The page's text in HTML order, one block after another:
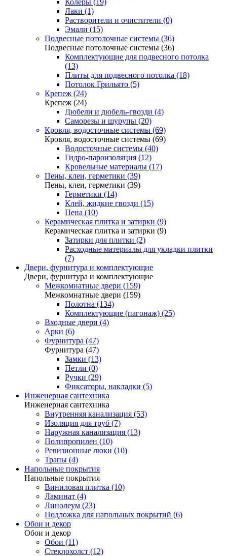
Лаки (1)
Растворители и очистители (0)
Эмали (15)
Подвесные потолочные системы (36)
Подвесные потолочные системы (36)
Комплектующие для подвесного потолка
(13)
Плиты для подвесного потолка (18)
Потолок Грильято (5)
Крепеж (24)
Крепеж (24)
Дюбели и дюбель-гвозди (4)
Саморезы и шурупы (20)
Кровля, водосточные системы (69)
Кровля, водосточные системы (69)
Водосточные системы (40)
Гидро-пароизоляция (12)
Кровельные материалы (17)
Пены, клеи, герметики (39)
Пены, клеи, герметики (39)
Герметики (14)
Клей, жидкие гвозди (15)
Пена (10)
Керамическая плитка и затирки (9)
Керамическая плитка и затирки (9)
Затирки для плитки (2)
Расходные материалы для укладки плитки
(7)
Двери, фурнитура и комплектующие
Двери, фурнитура и комплектующие
Межкомнатные двери (159)
Межкомнатные двери (159)
Полотна (134)
Комплектующие (пагонаж) (25)
Входные двери (4)
Арки (6)
Фурнитура (47)
Фурнитура (47)
Замки (13)
Петли (0)
Ручки (29)
Фиксаторы, накладки (5)
Инженерная сантехника
Инженерная сантехника
Внутренняя канализация (53)
Изоляция для труб (7)
Наружная канализация (13)
Полипропилен (10)
Ревизионные люки (10)
Трапы (4)
Напольные покрытия
Напольные покрытия
Виниловая плитка (10)
Ламинат (4)
Линолеум (23)
Подложка для напольных покрытий (6)
Обои и декор
Обои и декор
Обои (11)
Стеклохолст (12)